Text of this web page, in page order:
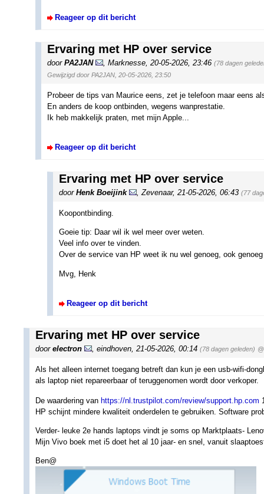
Reageer op dit bericht
Ervaring met HP over service
door PA2JAN , Marknesse, 20-05-2026, 23:46 (78 dagen
Gewijzigd door PA2JAN, 20-05-2026, 23:50
Probeer de tips van Maurice eens, zet je telefoon maar eens
En anders de koop ontbinden, wegens wanprestatie.
Ik heb makkelijk praten, met mijn Apple...
Reageer op dit bericht
Ervaring met HP over service
door Henk Boeijink ,Zevenaar, 21-05-2026, 06:43 (77
Koopontbinding.
Goeie tip: Daar wil ik wel meer over weten.
Veel info over te vinden.
Over de service van HP weet ik nu wel genoeg, ook
Mvg, Henk
Reageer op dit bericht
Ervaring met HP over service
door electron eindhoven 21-05-2026, 00:14 (78 dagen geleden)
Als het alleen internet toegang betreft dan kun je een usb-wifi-
als laptop niet repareerbaar of teruggenomen wordt door verkoper.
De waardering van https://nl.trustpilot.com/review/support.hp.com
HP schijnt mindere kwaliteit onderdelen te gebruiken. Software
Verder- leuke 2e hands laptops vindt je soms op Marktplaats-
Mijn Vivo boek met i5 doet het al 10 jaar- en snel, vanuit
Ben@